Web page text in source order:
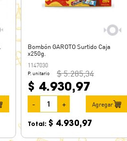
Bombón GAROTO Surtido Caja
x250g.
1147030
P. unitario $ 5.285,34
$ 4.930,97
- + Agregar
Total: $ 4.930,97